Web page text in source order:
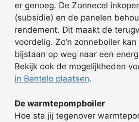
er genoeg. De Zonnecel
(subsidie) en de panelen
rendement. Dit maakt de
voordelig. Zo’n zonneboiler
bijstaan op weg naar een
Bekijk ook de mogelijkheden
in Bentelo plaatsen.
De warmtepompboiler
Hoe sta jij tegenover